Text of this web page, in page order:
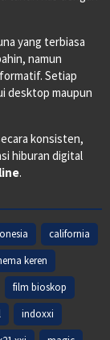
yang terbiasa
namun
Setiap
desktop maupun
konsisten,
hiburan digital
.
california
keren
film bioskop
indoxxi